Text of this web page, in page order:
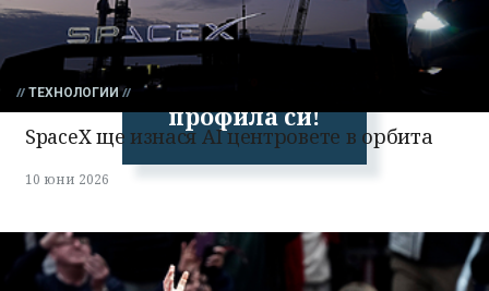
Успешно
профила си!
ТЕХНОЛОГИИ
SpaceX ще изнася AI центровете в орбита
10 юни 2026